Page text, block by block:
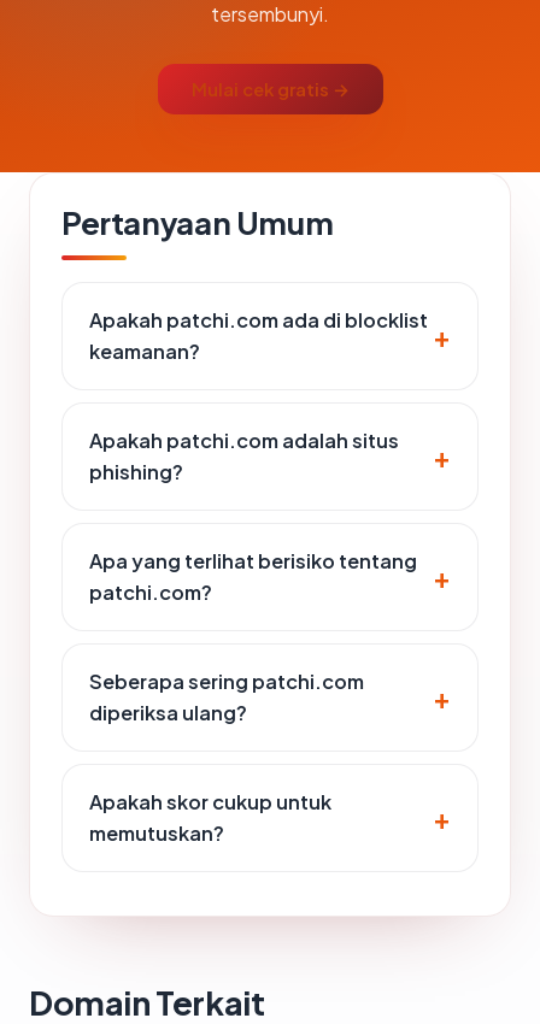
tersembunyi.
Mulai cek gratis →
Pertanyaan Umum
Apakah patchi.com ada di blocklist
keamanan?
Apakah patchi.com adalah situs
phishing?
Apa yang terlihat berisiko tentang
patchi.com?
Seberapa sering patchi.com
diperiksa ulang?
Apakah skor cukup untuk
memutuskan?
Domain Terkait